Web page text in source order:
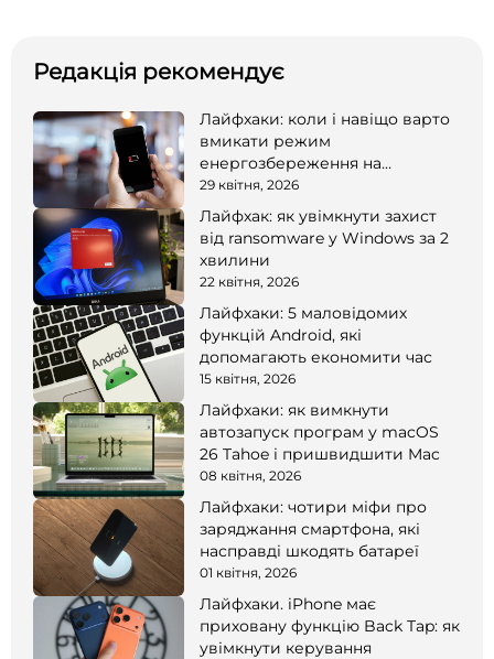
Редакція рекомендує
Лайфхаки: коли і навіщо варто
вмикати режим
енергозбереження на
смартфоні
29 квітня, 2026
Лайфхак: як увімкнути захист
від ransomware у Windows за 2
хвилини
22 квітня, 2026
Лайфхаки: 5 маловідомих
функцій Android, які
допомагають економити час
15 квітня, 2026
Лайфхаки: як вимкнути
автозапуск програм у macOS
26 Tahoe і пришвидшити Mac
08 квітня, 2026
Лайфхаки: чотири міфи про
заряджання смартфона, які
насправді шкодять батареї
01 квітня, 2026
Лайфхаки. iPhone має
приховану функцію Back Tap: як
увімкнути керування